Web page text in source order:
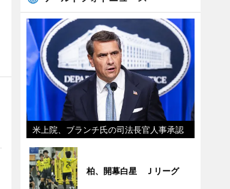
米上院、ブランチ氏の司法長官人事承認
柏、開幕白星 Ｊリーグ